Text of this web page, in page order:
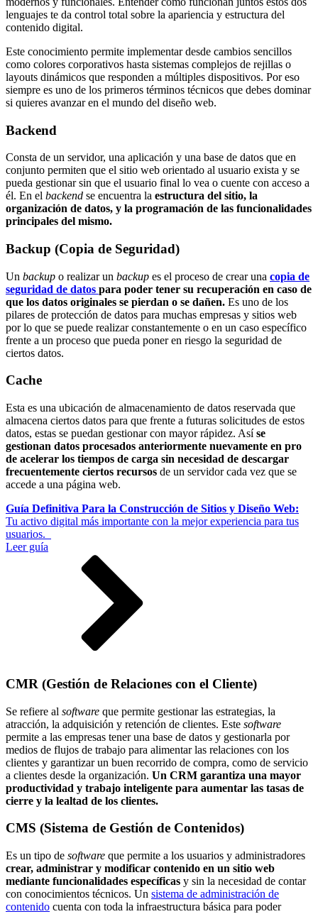
lenguajes te da control total sobre la apariencia y estructura del
contenido digital.
Este conocimiento permite implementar desde cambios sencillos
como colores corporativos hasta sistemas complejos de rejillas o
layouts dinámicos que responden a múltiples dispositivos. Por eso
siempre es uno de los primeros términos técnicos que debes dominar
si quieres avanzar en el mundo del diseño web.
Backend
Consta de un servidor, una aplicación y una base de datos que en
conjunto permiten que el sitio web orientado al usuario exista y se
pueda gestionar sin que el usuario final lo vea o cuente con acceso a
él. En el backend se encuentra la estructura del sitio, la
organización de datos, y la programación de las funcionalidades
principales del mismo.
Backup (Copia de Seguridad)
Un backup o realizar un backup es el proceso de crear una copia de
seguridad de datos para poder tener su recuperación en caso de
que los datos originales se pierdan o se dañen. Es uno de los
pilares de protección de datos para muchas empresas y sitios web
por lo que se puede realizar constantemente o en un caso específico
frente a un proceso que pueda poner en riesgo la seguridad de
ciertos datos.
Cache
Esta es una ubicación de almacenamiento de datos reservada que
almacena ciertos datos para que frente a futuras solicitudes de estos
datos, estas se puedan gestionar con mayor rápidez. Asíse
gestionan datos procesados anteriormente nuevamente en pro
de acelerar los tiempos de carga sin necesidad de descargar
frecuentemente ciertos recursos de un servidor cada vez que se
accede a una página web.
Guía Definitiva Para la Construcción de Sitios y Diseño Web:
Tu activo digital más importante con la mejor experiencia para tus
usuarios.
Leer guía
CMR (Gestión de Relaciones con el Cliente)
Se refiere al software que permite gestionar las estrategias, la
atracción, la adquisición y retención de clientes. Este software
permite a las empresas tener una base de datos y gestionarla por
medios de flujos de trabajo para alimentar las relaciones con los
clientes y garantizar un buen recorrido de compra, como de servicio
a clientes desde la organización. Un CRM garantiza una mayor
productividad y trabajo inteligente para aumentar las tasas de
cierre y la lealtad de los clientes.
CMS (Sistema de Gestión de Contenidos)
Es un tipo de software que permite a los usuarios y administradores
crear, administrar y modificar contenido en un sitio web
mediante funcionalidades específicas y sin la necesidad de contar
con conocimientos técnicos. Un sistema de administración de
contenido cuenta con toda la infraestructura básica para poder